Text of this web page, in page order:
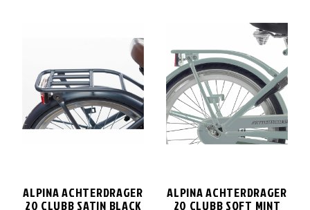
ALPINA ACHTERDRAGER
20 CLUBB SATIN BLACK
ALPINA ACHTERDRAGER
20 CLUBB SOFT MINT